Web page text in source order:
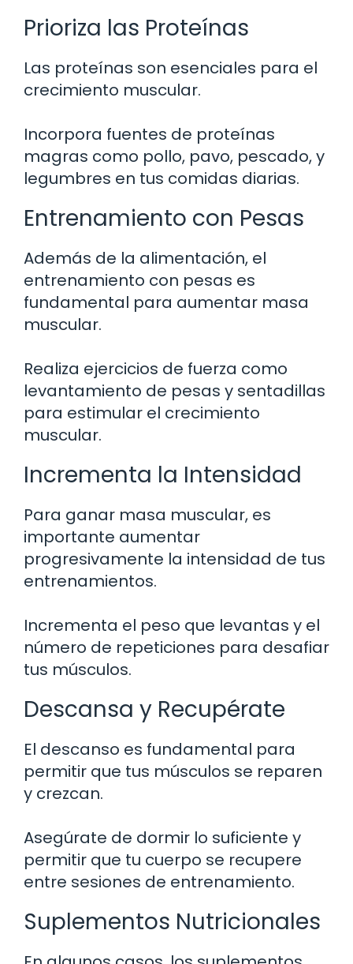
Prioriza las Proteínas
Las proteínas son esenciales para el
crecimiento muscular.
Incorpora fuentes de proteínas
magras como pollo, pavo, pescado, y
legumbres en tus comidas diarias.
Entrenamiento con Pesas
Además de la alimentación, el
entrenamiento con pesas es
fundamental para aumentar masa
muscular.
Realiza ejercicios de fuerza como
levantamiento de pesas y sentadillas
para estimular el crecimiento
muscular.
Incrementa la Intensidad
Para ganar masa muscular, es
importante aumentar
progresivamente la intensidad de tus
entrenamientos.
Incrementa el peso que levantas y el
número de repeticiones para desafiar
tus músculos.
Descansa y Recupérate
El descanso es fundamental para
permitir que tus músculos se reparen
y crezcan.
Asegúrate de dormir lo suficiente y
permitir que tu cuerpo se recupere
entre sesiones de entrenamiento.
Suplementos Nutricionales